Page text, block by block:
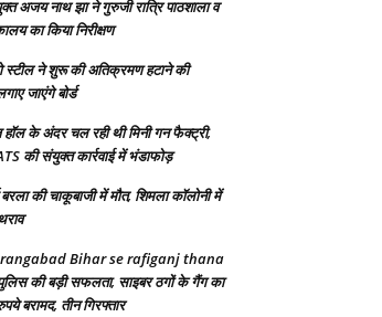
अजय नाथ झा ने गुरुजी रात्रि पाठशाला व
का किया निरीक्षण
स्टील ने शुरू की अतिक्रमण हटाने की
जाएंगे बोर्ड
हॉल के अंदर चल रही थी मिनी गन फैक्ट्री,
की संयुक्त कार्रवाई में भंडाफोड़
बरला की चाकूबाजी में मौत, शिमला कॉलोनी में
Bihar se rafiganj thana
की बड़ी सफलता, साइबर ठगों के गैंग का
बरामद, तीन गिरफ्तार